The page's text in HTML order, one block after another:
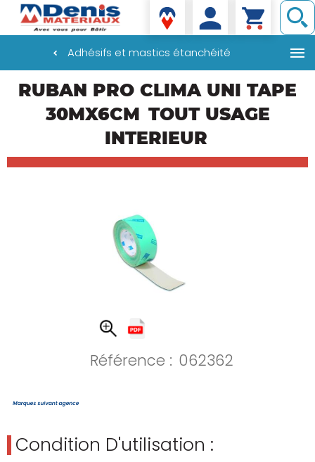
principal
Denis matériaux
Adhésifs et mastics étanchéité
RUBAN PRO CLIMA UNI TAPE
30MX6CM TOUT USAGE
INTERIEUR
Référence : 062362
Condition D'utilisation :